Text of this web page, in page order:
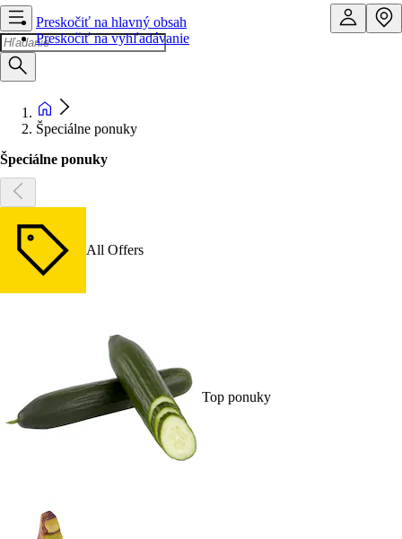
Preskočiť na hlavný obsah
Preskočiť na vyhľadávanie
Špeciálne ponuky
Špeciálne ponuky
All Offers
Top ponuky